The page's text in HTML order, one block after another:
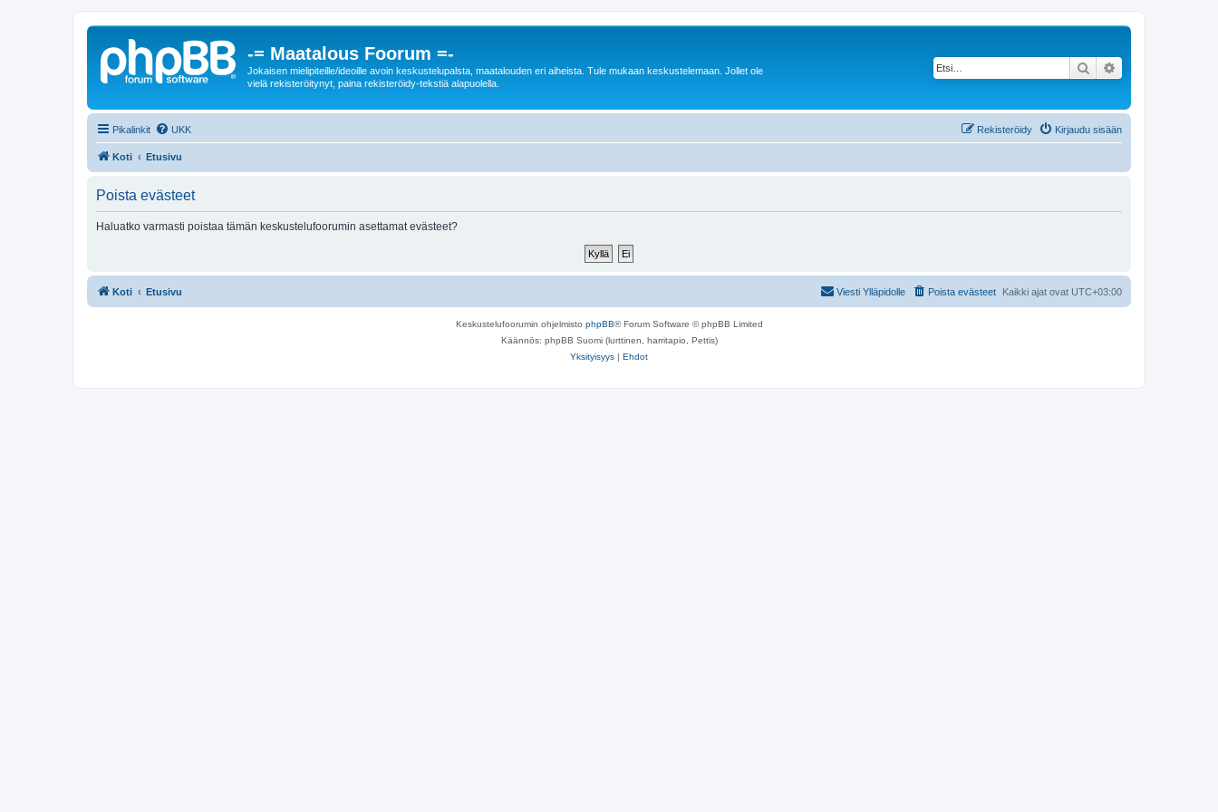
-= Maatalous Foorum =-
Jokaisen mielipiteille/ideoille avoin keskustelupalsta, maatalouden eri aiheista. Tule mukaan keskustelemaan. Jollet ole
vielä rekisteröitynyt, paina rekisteröidy-tekstiä alapuolella.
Etsi
Pikalinkit UKK Kirjaudu sisään
Rekisteröidy
Koti Etusivu
Poista evästeet
Haluatko varmasti poistaa tämän keskustelufoorumin asettamat evästeet?
Koti Etusivu Kaikki ajat ovat UTC+03:00
Poista evästeet
Viesti Ylläpidolle
Keskustelufoorumin ohjelmisto phpBB® Forum Software © phpBB Limited
Käännös: phpBB Suomi (lurttinen, harritapio, Pettis)
Yksityisyys | Ehdot